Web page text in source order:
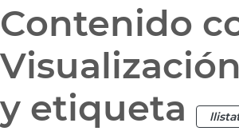
Contenido
Visualización
y etiqueta